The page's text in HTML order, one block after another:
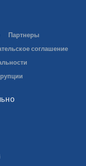
Партнеры
соглашение